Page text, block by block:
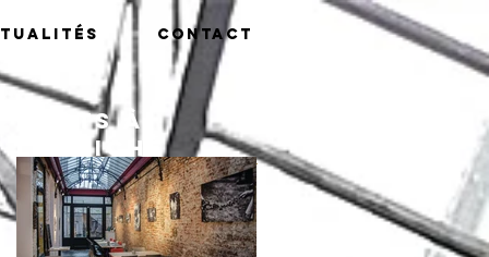
Contact
Posts à
l'affiche